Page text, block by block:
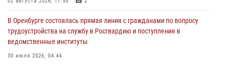
В Оренбурге состоялась прямая линия с гражданами по вопросу
трудоустройства на службу в Росгвардию и поступления в
ведомственные институты
30 июля 2026, 04:44